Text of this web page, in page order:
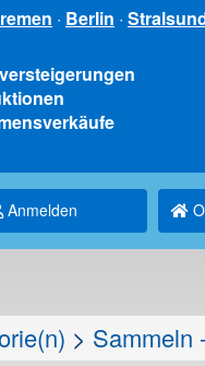
· Berlin ·
Anmelden
> Sammeln